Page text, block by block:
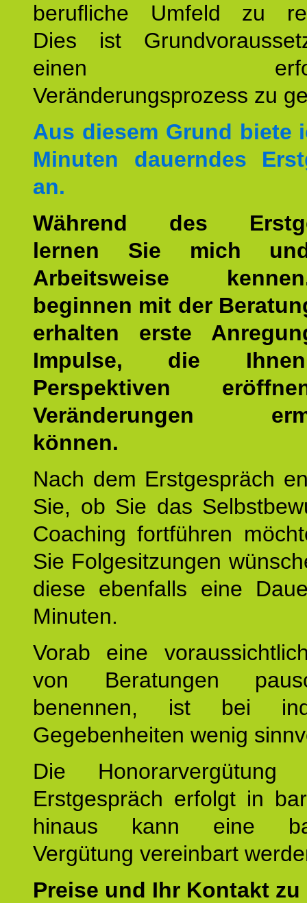
berufliche Umfeld zu
Dies ist
einen
Veränderungsprozess zu
Aus diesem Grund biete
Minuten dauerndes
an.
Während des
lernen Sie mich
Arbeitsweise
beginnen mit der
erhalten erste
Impulse, die
Perspektiven
Veränderungen
können.
Nach dem Erstgespräch
Sie, ob Sie das
Coaching fortführen
Sie Folgesitzungen
diese ebenfalls eine
Minuten.
Vorab eine
von Beratungen
benennen, ist bei
Gegebenheiten wenig
Die
Erstgespräch erfolgt in
hinaus kann eine
Vergütung vereinbart
Preise und Ihr Kontakt